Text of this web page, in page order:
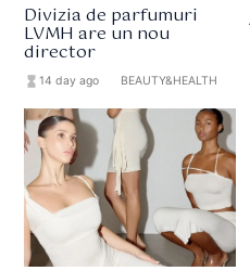
Divizia de parfumuri
LVMH are un nou
director
hourglass_full14 day ago BEAUTY&HEALTH